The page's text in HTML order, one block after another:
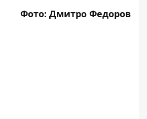
Фото: Дмитро Федоров